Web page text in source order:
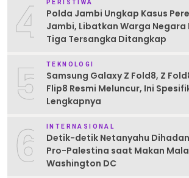
4 PERISTIWA
Polda Jambi Ungkap Kasus
Jambi, Libatkan Warga Negara
Tiga Tersangka Ditangkap
5 TEKNOLOGI
Samsung Galaxy Z Fold8, Z
Flip8 Resmi Meluncur, Ini
Lengkapnya
6 INTERNASIONAL
Detik-detik Netanyahu
Pro-Palestina saat Makan
Washington DC